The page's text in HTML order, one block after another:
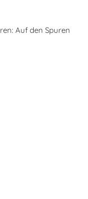
Auf den Spuren